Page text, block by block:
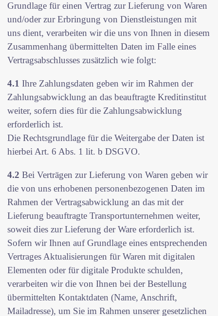
Grundlage für einen Vertrag zur Lieferung von Waren
und/oder zur Erbringung von Dienstleistungen mit
uns dient, verarbeiten wir die uns von Ihnen in diesem
Zusammenhang übermittelten Daten im Falle eines
Vertragsabschlusses zusätzlich wie folgt:
4.1 Ihre Zahlungsdaten geben wir im Rahmen der
Zahlungsabwicklung an das beauftragte Kreditinstitut
weiter, sofern dies für die Zahlungsabwicklung
erforderlich ist.
Die Rechtsgrundlage für die Weitergabe der Daten ist
hierbei Art. 6 Abs. 1 lit. b DSGVO.
4.2 Bei Verträgen zur Lieferung von Waren geben wir
die von uns erhobenen personenbezogenen Daten im
Rahmen der Vertragsabwicklung an das mit der
Lieferung beauftragte Transportunternehmen weiter,
soweit dies zur Lieferung der Ware erforderlich ist.
Sofern wir Ihnen auf Grundlage eines entsprechenden
Vertrages Aktualisierungen für Waren mit digitalen
Elementen oder für digitale Produkte schulden,
verarbeiten wir die von Ihnen bei der Bestellung
übermittelten Kontaktdaten (Name, Anschrift,
Mailadresse), um Sie im Rahmen unserer gesetzlichen